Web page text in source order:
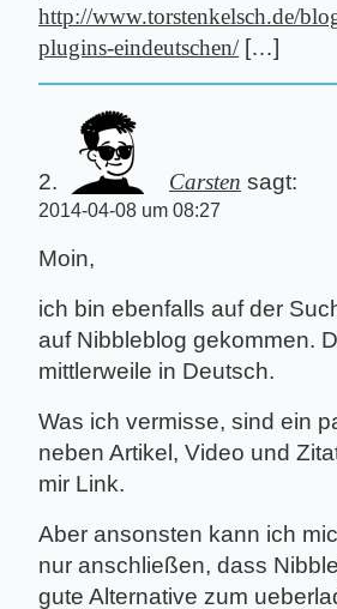
http://www.torstenkelsch.de/
plugins-eindeutschen/[…]
Carsten sagt:
2014-04-08 um 08:27
Moin,
ich bin ebenfalls auf der
auf Nibbleblog gekommen.
mittlerweile in Deutsch.
Was ich vermisse, sind ein
neben Artikel, Video und
mir Link.
Aber ansonsten kann ich
nur anschließen, dass
gute Alternative zum